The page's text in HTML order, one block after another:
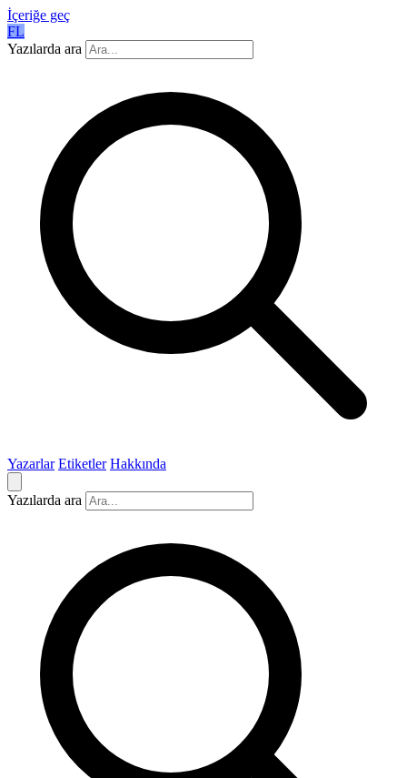
İçeriğe geç
FL
Yazılarda ara
Yazarlar Etiketler Hakkında
Yazılarda ara